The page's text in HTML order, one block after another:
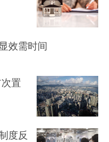
效需时间
置
度反